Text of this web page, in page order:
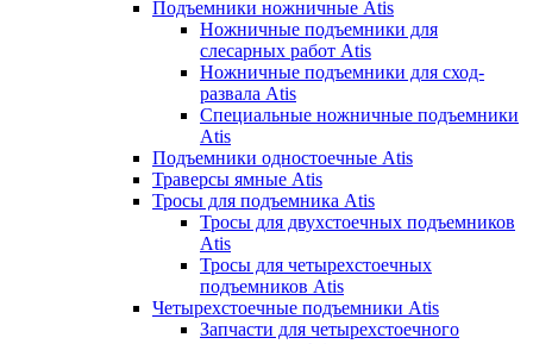
Подъемники ножничные Atis
Ножничные подъемники для
слесарных работ Atis
Ножничные подъемники для сход-
развала Atis
Специальные ножничные подъемники
Atis
Подъемники одностоечные Atis
Траверсы ямные Atis
Тросы для подъемника Atis
Тросы для двухстоечных подъемников
Atis
Тросы для четырехстоечных
подъемников Atis
Четырехстоечные подъемники Atis
Запчасти для четырехстоечного